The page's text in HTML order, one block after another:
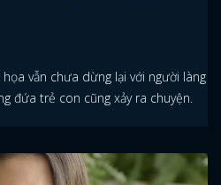
vẫn chưa dừng lại với người làng
đứa trẻ con cũng xảy ra chuyện.